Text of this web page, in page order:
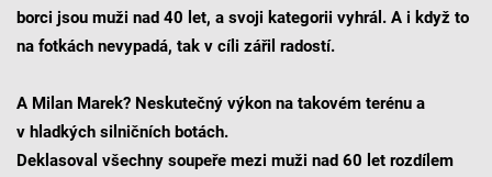
borci jsou muži nad 40 let, a svoji kategorii vyhrál. A i když to
na fotkách nevypadá, tak v cíli zářil radostí.
A Milan Marek? Neskutečný výkon na takovém terénu a
v hladkých silničních botách.
Deklasoval všechny soupeře mezi muži nad 60 let rozdílem